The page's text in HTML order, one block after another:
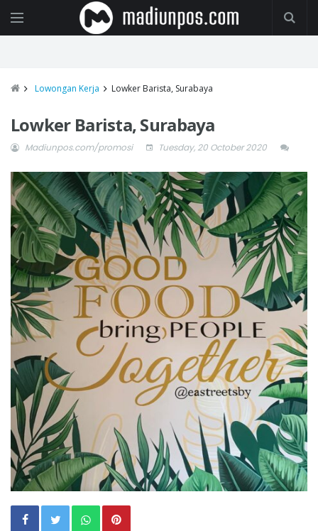
Lowongan Kerja Lowker Barista, Surabaya
Lowker Barista, Surabaya
Madiunpos.com/promosi Tuesday, 20 October 2020